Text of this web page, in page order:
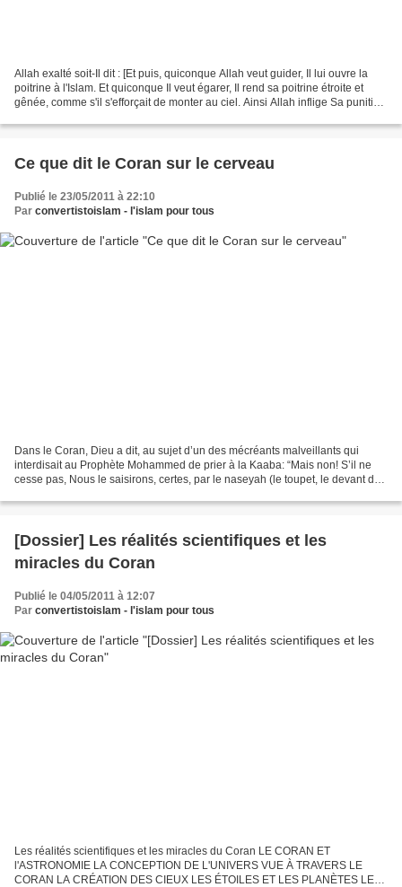
Allah exalté soit-Il dit : [Et puis, quiconque Allah veut guider, Il lui ouvre la
poitrine à l'Islam. Et quiconque Il veut égarer, Il rend sa poitrine étroite et
gênée, comme s'il s'efforçait de monter au ciel. Ainsi Allah inflige Sa punition
Ce que dit le Coran sur le cerveau
Publié le 23/05/2011 à 22:10
Par convertistoislam - l'islam pour tous
Dans le Coran, Dieu a dit, au sujet d’un des mécréants malveillants qui
interdisait au Prophète Mohammed de prier à la Kaaba: “Mais non! S’il ne
cesse pas, Nous le saisirons, certes, par le naseyah (le toupet, le devant de
[Dossier] Les réalités scientifiques et les
miracles du Coran
Publié le 04/05/2011 à 12:07
Par convertistoislam - l'islam pour tous
Les réalités scientifiques et les miracles du Coran LE CORAN ET
l'ASTRONOMIE LA CONCEPTION DE L'UNIVERS VUE À TRAVERS LE
CORAN LA CRÉATION DES CIEUX LES ÉTOILES ET LES PLANÈTES LE